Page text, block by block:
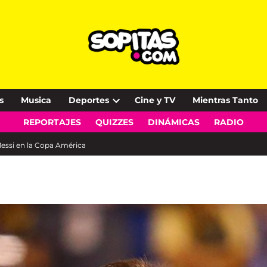
Musica Deportes
Open
dropdown
Cine y TV Mientras Tanto
REPORTAJES QUIZZES DINÁMICAS RADIO
en la Copa América